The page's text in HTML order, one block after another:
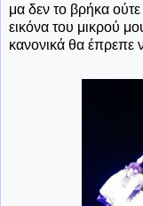
μα δεν το βρήκα
εικόνα του μικρού
κανονικά θα έπρεπε